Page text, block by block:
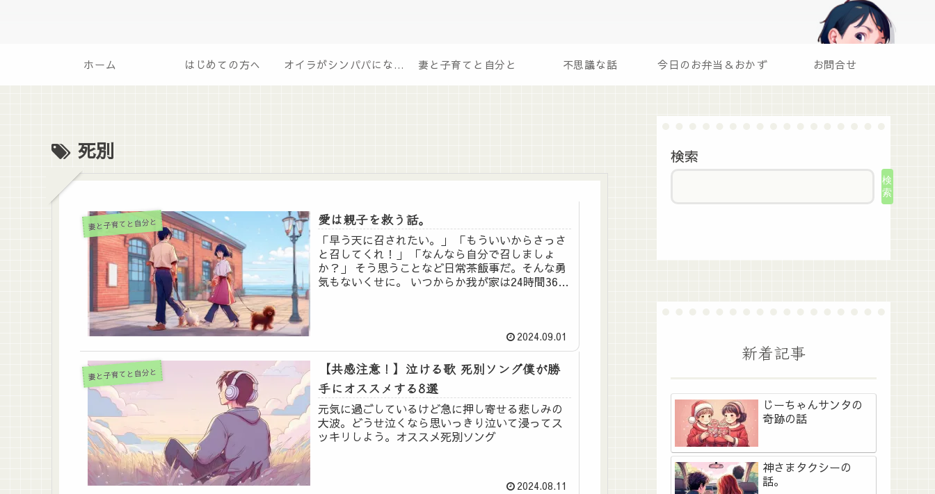
ホーム はじめての方へ オイラがシンパパになるまで 妻と子育てと自分と 不思議な話 今日のお弁当＆おかず お問合せ
死別
妻と子育てと自分と 愛は親子を救う話。
「早う天に召されたい。」 「もういいからさっさ
と召してくれ！」 「なんなら自分で召しましょ
か？」 そう思うことなど日常茶飯事だ。そんな勇
気もないくせに。 いつからか我が家は24時間366
2024.09.01
妻と子育てと自分と
【共感注意！】泣ける歌 死別ソング僕が勝
手にオススメする8選
元気に過ごしているけど急に押し寄せる悲しみの
大波。どうせ泣くなら思いっきり泣いて浸ってス
ッキリしよう。オススメ死別ソング
2024.08.11
検索
検
索
新着記事
じーちゃんサンタの
奇跡の話
神さまタクシーの
話。